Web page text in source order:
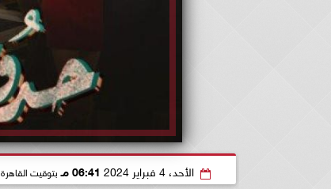
الأحد، 4 فبراير 2024 06:41 مـ بتوقيت القاهرة